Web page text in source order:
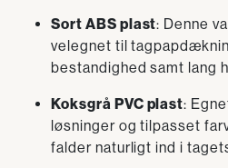
Sort ABS plast: Denne
velegnet til
bestandighed samt lang
Koksgrå PVC plast:
løsninger og tilpasset
falder naturligt ind i